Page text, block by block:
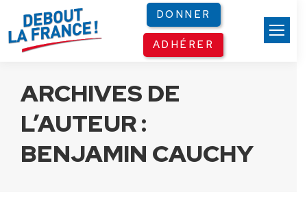
DONNER
ADHÉRER
ARCHIVES DE
L’AUTEUR :
BENJAMIN CAUCHY
Panneau de gestion des cookies